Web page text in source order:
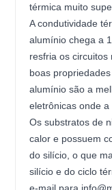
térmica muito
A condutividade
alumínio chega a
resfria os circuitos
boas
alumínio são a
eletrônicas onde a
Os substratos de
calor e possuem
do silício, o que
silício e do ciclo
e-mail para